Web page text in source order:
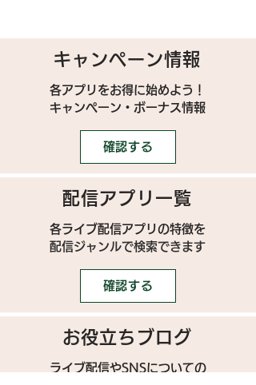
キャンペーン情報
各アプリをお得に始めよう！
キャンペーン・ボーナス情報
確認する
配信アプリ一覧
各ライブ配信アプリの特徴を
配信ジャンルで検索できます
確認する
お役立ちブログ
ライブ配信やSNSについての